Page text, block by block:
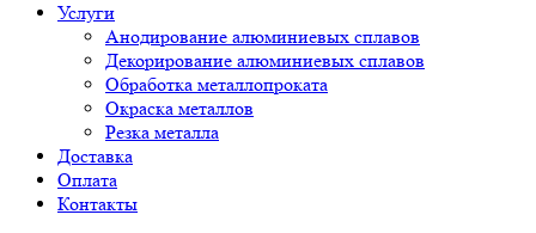
Услуги
Анодирование алюминиевых сплавов
Декорирование алюминиевых сплавов
Обработка металлопроката
Окраска металлов
Резка металла
Доставка
Оплата
Контакты